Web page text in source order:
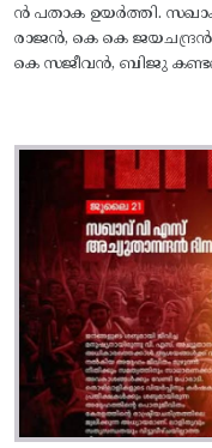
ൻ പതാക ഉയർത്തി.
രാജൻ, കെ കെ
കെ സജീവൻ, ബിജു